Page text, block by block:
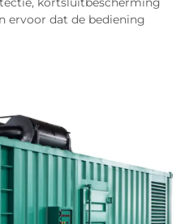
ervoor dat de bediening